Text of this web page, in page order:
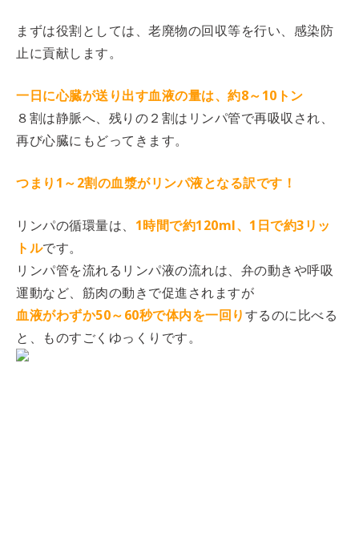
まずは役割としては、老廃物の回収等を行い、感染防
止に貢献します。
一日に心臓が送り出す血液の量は、約8～10トン
８割は静脈へ、残りの２割はリンパ管で再吸収され、
再び心臓にもどってきます。
つまり1～2割の血漿がリンパ液となる訳です！
リンパの循環量は、 1時間で約120ml、1日で約3リッ
トルです。
リンパ管を流れるリンパ液の流れは、弁の動きや呼吸
運動など、筋肉の動きで促進されますが
血液がわずか50～60秒で体内を一回りするのに比べる
と、ものすごくゆっくりです。